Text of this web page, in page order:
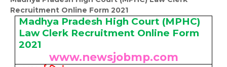
Recruitment Online Form 2021
Madhya Pradesh High Court (MPHC)
Law Clerk Recruitment Online Form
2021
www.newsjobmp.com